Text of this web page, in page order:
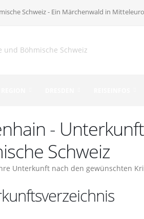
Schweiz - Ein Märchenwald in
-
Schweiz
Unterkunft nach den gewünschten